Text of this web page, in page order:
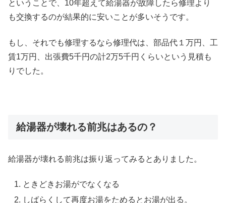
ということで、10年超えて給湯器が故障したら修理より
も交換するのが結果的に安いことが多いそうです。
もし、それでも修理するなら修理代は、部品代１万円、工
賃1万円、出張費5千円の計2万5千円くらいという見積も
りでした。
給湯器が壊れる前兆はあるの？
給湯器が壊れる前兆は振り返ってみるとありました。
ときどきお湯がでなくなる
しばらくして再度お湯をためるとお湯が出る。